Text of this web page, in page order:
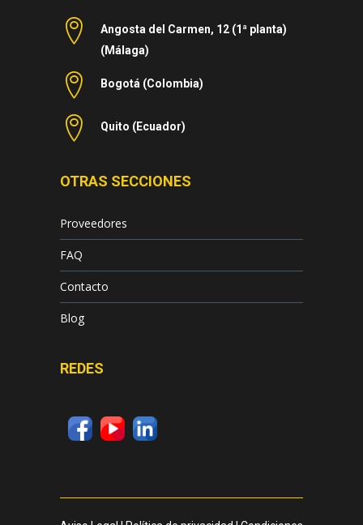
Angosta del Carmen, 12 (1ª planta)
(Málaga)
Bogotá (Colombia)
Quito (Ecuador)
OTRAS SECCIONES
Proveedores
FAQ
Contacto
Blog
REDES